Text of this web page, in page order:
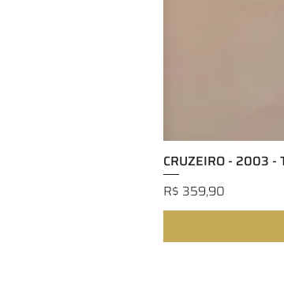
CRUZEIRO - 2003 -
Preço
R$ 359,90